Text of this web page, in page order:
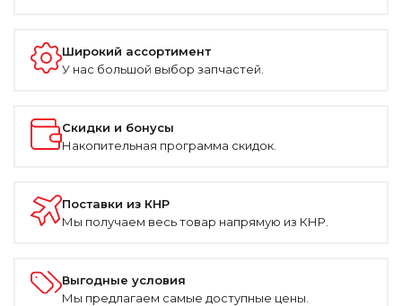
Широкий ассортимент
У нас большой выбор запчастей.
Скидки и бонусы
Накопительная программа скидок.
Поставки из КНР
Мы получаем весь товар напрямую из КНР.
Выгодные условия
Мы предлагаем самые доступные цены.